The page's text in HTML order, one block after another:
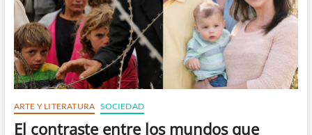
ARTE Y LITERATURA SOCIEDAD
El contraste entre los mundos que